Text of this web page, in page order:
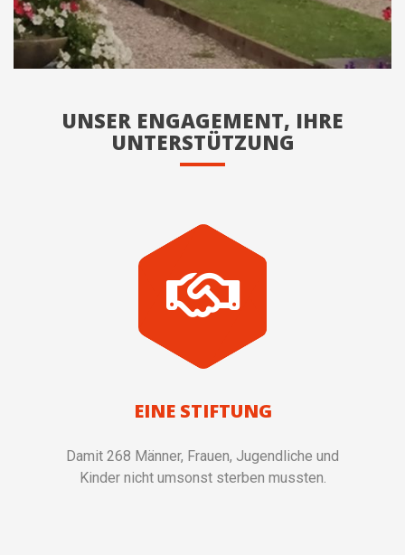
UNSER ENGAGEMENT, IHRE
UNTERSTÜTZUNG
EINE STIFTUNG
Damit 268 Männer, Frauen, Jugendliche und
Kinder nicht umsonst sterben mussten.